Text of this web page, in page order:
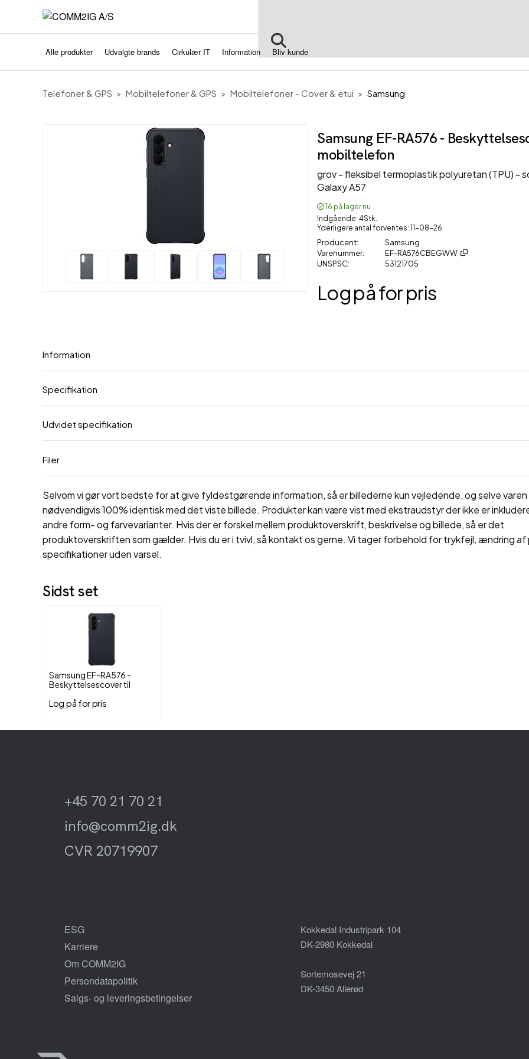
Alle produkter Udvalgte brands Cirkulær IT Information Bliv kunde
Telefoner & GPS Mobiltelefoner & GPS Mobiltelefoner - Cover & etui Samsung
Samsung EF-RA576 -
mobiltelefon
grov - fleksibel termoplastik polyuretan (TPU) -
Galaxy A57
16 på lager nu
Indgående 4Stk.
Yderligere antal forventes 11-08-26
Producent
Samsung
Varenummer
EF-RA576CBEGWW
UNSPSC
53121705
Log på for pris
Information
Specifikation
Udvidet specifikation
Filer
Selvom vi gør vort bedste for at give fyldestgørende information, så er billederne kun vejledende, og selve varen
nødvendigvis 100% identisk med det viste billede. Produkter kan være vist med ekstraudstyr der ikke er
andre form- og farvevarianter. Hvis der er forskel mellem produktoverskrift, beskrivelse og billede, så er det
produktoverskriften som gælder. Hvis du er i tvivl, så kontakt os gerne. Vi tager forbehold for trykfejl, ændring af
specifikationer uden varsel.
Sidst set
Samsung EF-RA576 -
Beskyttelsescover til
Log på for pris
+45 70 21 70 21
info@comm2ig.dk
CVR 20719907
ESG
Karriere
Om COMM2IG
Persondatapolitik
Salgs- og leveringsbetingelser
Kokkedal Industripark 104
DK-2980 Kokkedal
Sortemosevej 21
DK-3450 Allerød